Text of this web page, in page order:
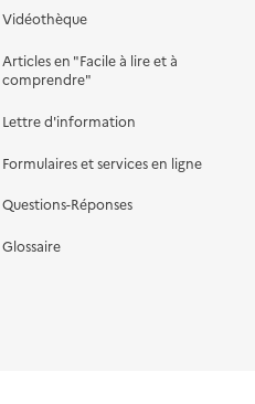
Vidéothèque
Articles en "Facile à lire et à
comprendre"
Lettre d'information
Formulaires et services en ligne
Questions-Réponses
Glossaire